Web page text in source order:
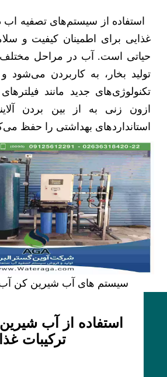
استفاده از سیستم‌های تصفیه اب
غذایی برای اطمینان کیفیت و
حیاتی است. آب در مراحل مختلف
تولید بخار، به کاربردن می‌شود و
تکنولوژی‌های جدید مانند
ازون زنی به از بین بردن
استانداردهای بهداشتی را حفظ
سیستم های آب شیرین کن آب
استفاده از آب
ترکیبات